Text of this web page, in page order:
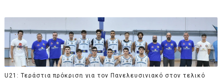
U21: Τεράστια πρόκριση για τον Πανελευσινιακό στον τελικό